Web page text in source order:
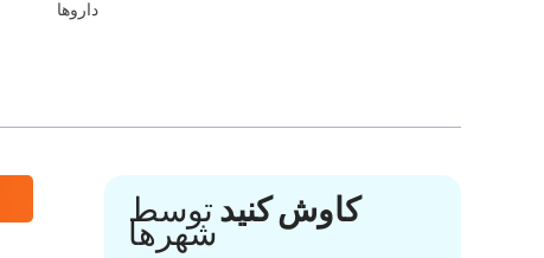
داروها
کاوش کنیدتوسط
شهرها